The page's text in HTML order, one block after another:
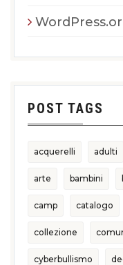
POST TAGS
acquerelli adulti
arte bambini
camp catalogo
collezione
cyberbullismo